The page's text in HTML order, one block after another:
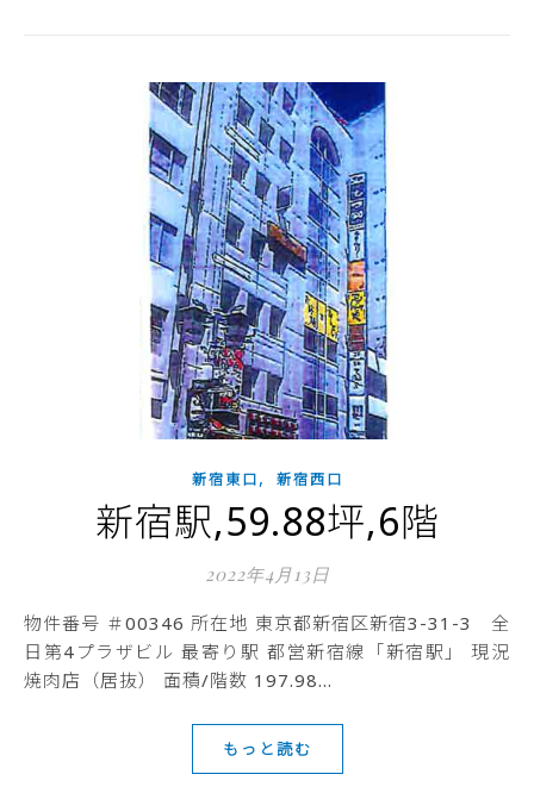
新宿東口, 新宿西口
新宿駅,59.88坪,6階
2022年4月13日
物件番号 ＃00346 所在地 東京都新宿区新宿3-31-3 全
日第4プラザビル 最寄り駅 都営新宿線「新宿駅」 現況
焼肉店（居抜） 面積/階数 197.98…
もっと読む